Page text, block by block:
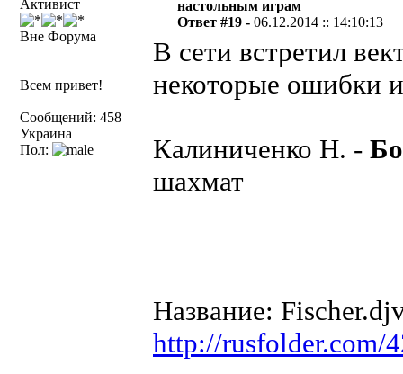
Активист
Вне Форума
Всем привет!
Сообщений: 458
Украина
Пол:
настольным играм
Ответ #19 -06.12.2014 :: 14:10:13
В сети встретил
некоторые ошибки
Калиниченко Н. -
шахмат
Название:
http://rusfolder.com/